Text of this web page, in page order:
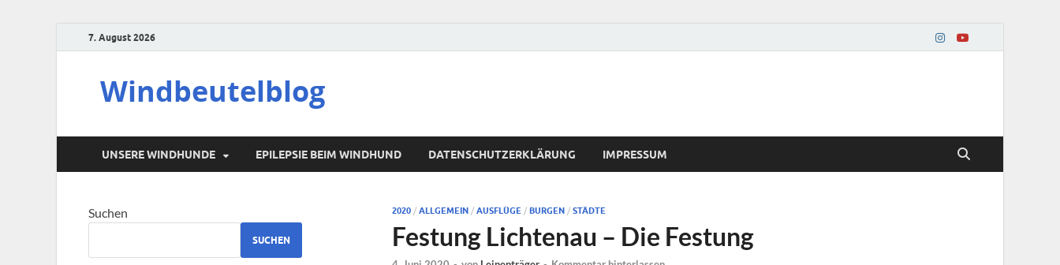
7. August 2026
Windbeutelblog
UNSERE WINDHUNDE EPILEPSIE BEIM WINDHUND DATENSCHUTZERKLÄRUNG IMPRESSUM
2020 / ALLGEMEIN / AUSFLÜGE / BURGEN / STÄDTE
Festung Lichtenau – Die Festung
Suchen
SUCHEN